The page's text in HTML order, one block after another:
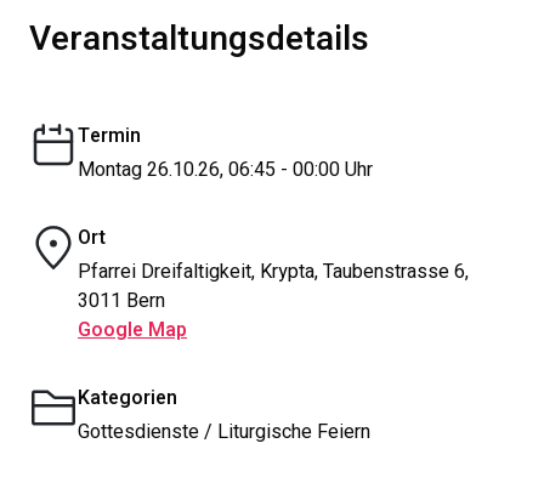
Veranstaltungsdetails
Termin
Montag 26.10.26, 06:45 - 00:00 Uhr
Ort
Pfarrei Dreifaltigkeit, Krypta, Taubenstrasse 6,
3011 Bern
Google Map
Kategorien
Gottesdienste / Liturgische Feiern